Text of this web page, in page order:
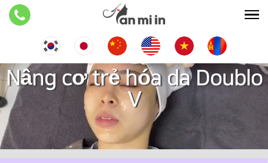
Nâng cơ trẻ hóa da Doublo
V